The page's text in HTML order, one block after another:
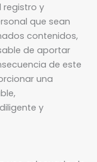
registro y
que sean
contenidos,
de aportar
de este
una
y